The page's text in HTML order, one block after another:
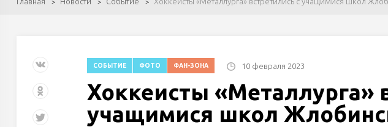
СОБЫТИЕ ФОТО ФАН-ЗОНА 10 февраля 2023
Хоккеисты «Металлурга»
учащимися школ